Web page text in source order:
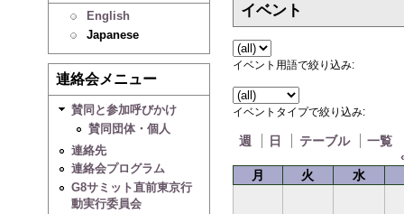
English
Japanese
連絡会メニュー
賛同と参加呼びかけ
賛同団体・個人
連絡先
連絡会プログラム
G8サミット直前東京行
動実行委員会
イベント
イベント用語で絞り込み:
イベントタイプで絞り込み:
週 日 テーブル
一覧
月
火 水